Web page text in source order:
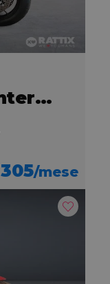
DUCATI Streetfighter V2
305/mese